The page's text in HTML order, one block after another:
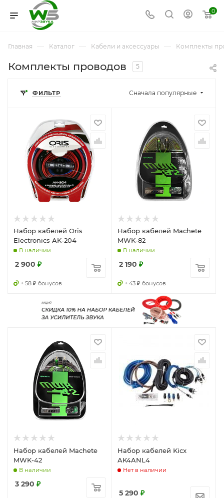
0
Главная — Каталог — Кабели и аксессуары — Комплекты
Комплекты проводов 5
ФИЛЬТР Сначала популярные
Набор кабелей Oris
Electronics AK-204
В наличии
2 900 ₽
+ 58 ₽ бонусов
Набор кабелей Machete
MWK-82
В наличии
2 190 ₽
+ 43 ₽ бонусов
Набор кабелей Machete
MWK-42
В наличии
3 290 ₽
Набор кабелей Kicx
AK4ANL4
Нет в наличии
5 290 ₽